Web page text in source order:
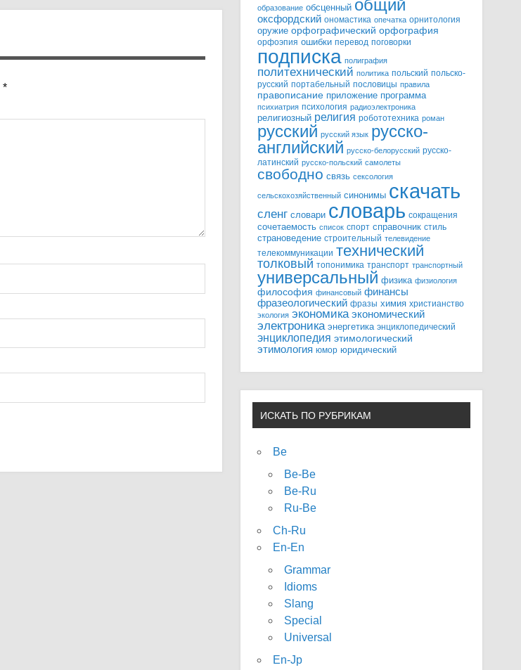
*
образование обсценный общий
оксфордский ономастика опечатка орнитология
оружие орфографический орфография
орфоэпия ошибки перевод поговорки
подписка полиграфия
политехнический политика польский польско-
русский портабельный пословицы правила
правописание приложение программа
психиатрия психология радиоэлектроника
религиозный религия робототехника роман
русский русский язык русско-
английский русско-белорусский русско-
латинский русско-польский самолеты
свободно связь сексология
сельскохозяйственный синонимы скачать
сленг словари словарь сокращения
сочетаемость список спорт справочник стиль
страноведение строительный телевидение
телекоммуникации технический
толковый топонимика транспорт транспортный
универсальный физика физиология
философия финансовый финансы
фразеологический фразы химия христианство
экология экономика экономический
электроника энергетика энциклопедический
энциклопедия этимологический
этимология юмор юридический
ИСКАТЬ ПО РУБРИКАМ
Be
Be-Be
Be-Ru
Ru-Be
Ch-Ru
En-En
Grammar
Idioms
Slang
Special
Universal
En-Jp